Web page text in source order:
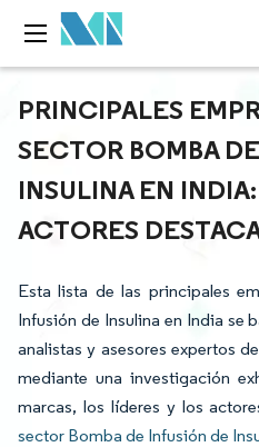
PRINCIPALES
SECTOR BOMBA
INSULINA EN
ACTORES
Esta lista de las principales
Infusión de Insulina en India se
analistas y asesores expertos
mediante una investigación
marcas, los líderes y los
sector Bomba de Infusión de